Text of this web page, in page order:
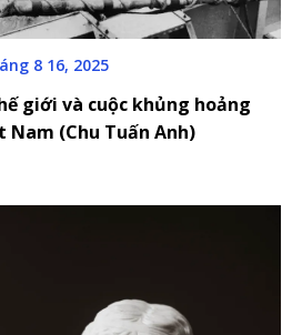
8 16, 2025
giới và cuộc khủng hoảng
Nam (Chu Tuấn Anh)